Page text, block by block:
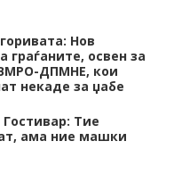
Нов
граѓаните, освен за
ДПМНЕ, кои
некаде за џабе
Тие
ама ние машки